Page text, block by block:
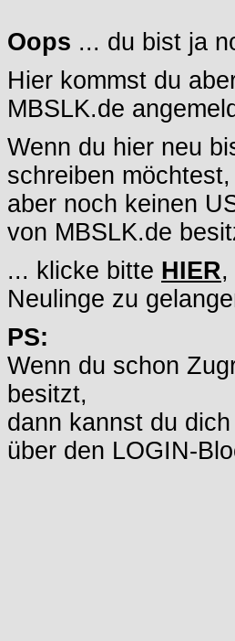
Oops ... du bist ja
Hier kommst du
MBSLK.de
Wenn du hier neu
schreiben möchtest,
aber noch keinen
von MBSLK.de
... klicke bitte HIER,
Neulinge zu
PS:
Wenn du schon
besitzt,
dann kannst du
über den LOGIN-